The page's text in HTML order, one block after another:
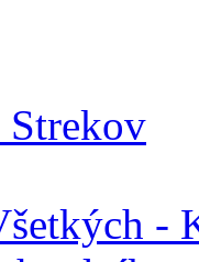
Strekov
-